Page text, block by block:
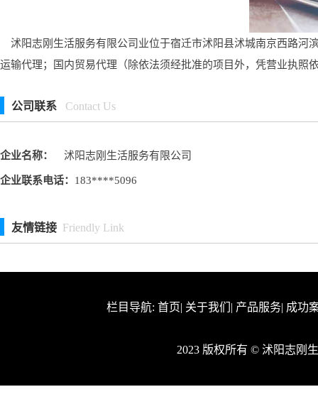
沭阳志刚生活服务有限公司业位于宿迁市沭阳县沭城南京西路河
运输代理；国内贸易代理（除依法须经批准的项目外，凭营业执照
公司联系 Contact Us
企业名称： 沭阳志刚生活服务有限公司
企业联系电话： 183****5096
友情链接 Friendly Link
栏目导航: 首页| 关于我们 | 产品服务| 成功
2023 版权所有 © 沭阳志刚